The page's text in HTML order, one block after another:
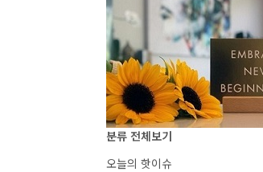
분류 전체보기
오늘의 핫이슈